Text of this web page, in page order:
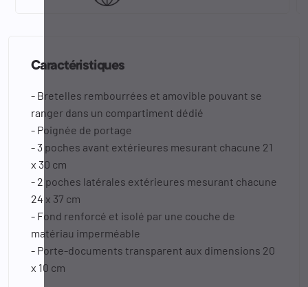
Caractéristiques
- Bretelles rembourrées et amovible pouvant se
ranger dans un compartiment dédié
- Poignée de portage
- 3 poches avant extérieures mesurant chacune 21
x 30 cm
- 2 poches latérales extérieures mesurant chacune
24 x 37 cm
- Fond renforcé et isolé par une couche de
matériau imperméable
- Porte-documents transparent aux dimensions 20
x 10 cm